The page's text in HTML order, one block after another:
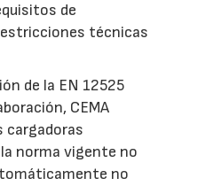
de
técnicas
de la EN 12525
CEMA
cargadoras
norma vigente no
no